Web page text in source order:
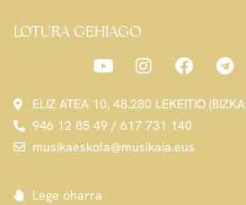
LOTURA GEHIAGO
ELIZ ATEA 10, 48.280 LEKEITIO
946 12 85 49 / 617 731 140
musikaeskola@musikaia.eus
Lege oharra